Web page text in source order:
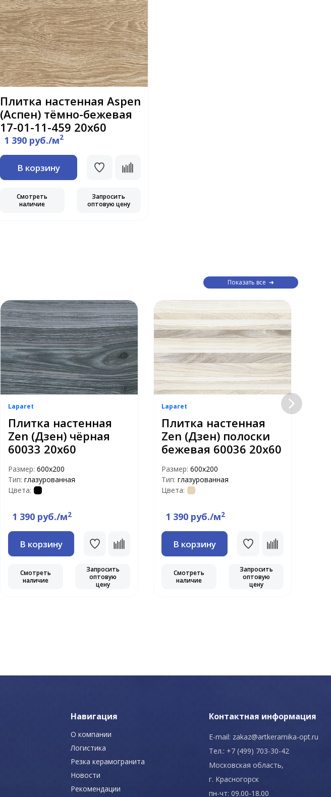
Плитка настенная Aspen
(Аспен) тёмно-бежевая
17-01-11-459 20х60
1 390 руб./м2
В корзину
Смотреть
наличие
Запросить
оптовую цену
Показать все
Laparet
Плитка настенная
Zen (Дзен) чёрная
60033 20х60
Размер: 600х200
Тип: глазурованная
Цвета:
1 390 руб./м2
В корзину
Смотреть
наличие
Запросить
оптовую
цену
Laparet
Плитка настенная
Zen (Дзен) полоски
бежевая 60036 20х60
Размер: 600х200
Тип: глазурованная
Цвета:
1 390 руб./м2
В корзину
Смотреть
наличие
Запросить
оптовую
цену
Навигация
О компании
Логистика
Резка керамогранита
Новости
Рекомендации
Контактная информация
E-mail: zakaz@artkeramika-opt.ru
Тел.: +7 (499) 703-30-42
Московская область,
г. Красногорск
пн-чт: 09.00-18.00